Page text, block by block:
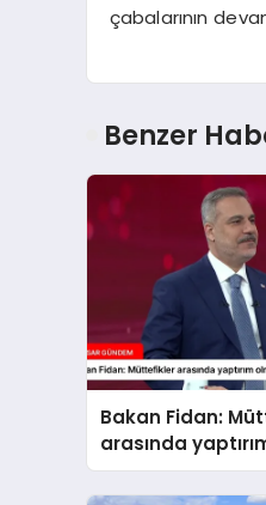
çabalarının
Benzer
Bakan Fidan:
arasında
istemiyoruz